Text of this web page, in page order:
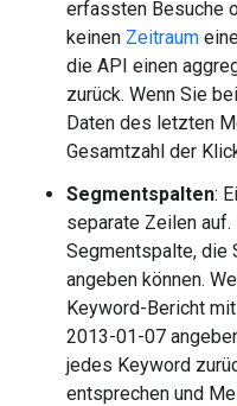
erfassten Besuche
keinen Zeitraum
die API einen
zurück. Wenn Sie
Daten des letzten
Gesamtzahl der
Segmentspalten:
separate Zeilen
Segmentspalte, die
angeben können.
Keyword-Bericht
2013-01-07
jedes Keyword
entsprechen und